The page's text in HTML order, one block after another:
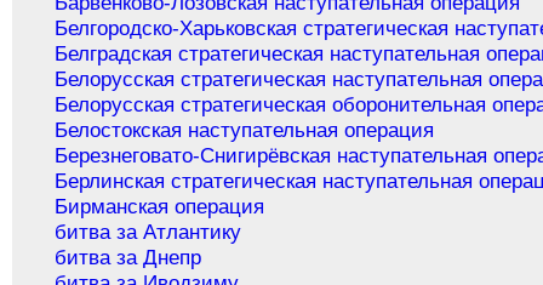
Белгородско-Харьковская стратегическая
Белградская стратегическая наступательная
Белорусская стратегическая наступательная
Белорусская стратегическая оборонительная
Белостокская наступательная операция
Березнеговато-Снигирёвская наступательная
Берлинская стратегическая наступательная
Бирманская операция
битва за Атлантику
битва за Днепр